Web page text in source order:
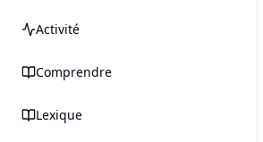
Activité
Comprendre
Lexique